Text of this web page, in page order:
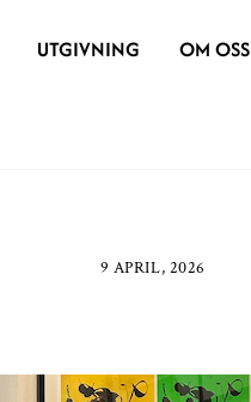
UTGIVNING OM OSS
9 APRIL, 2026